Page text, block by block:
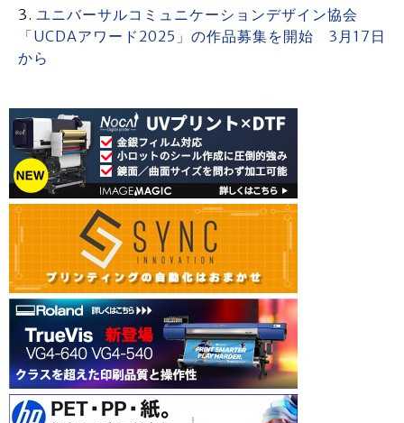
ユニバーサルコミュニケーションデザイン協会
「UCDAアワード2025」の作品募集を開始 3月17日
から